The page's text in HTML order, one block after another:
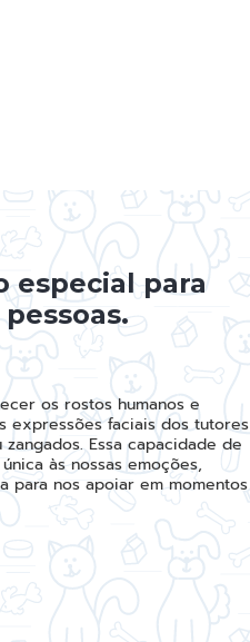
especial para
os rostos humanos e
expressões faciais dos tutores
Essa capacidade de
às nossas emoções,
para nos apoiar em momentos